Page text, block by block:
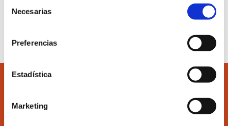
Necesarias
Preferencias
Estadística
Marketing